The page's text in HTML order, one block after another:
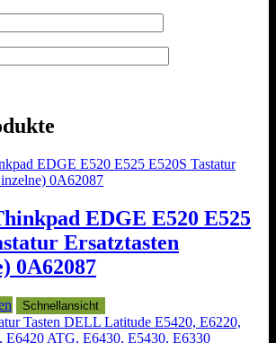
EDGE E520 E525
Ersatztasten
0A62087
Schnellansicht